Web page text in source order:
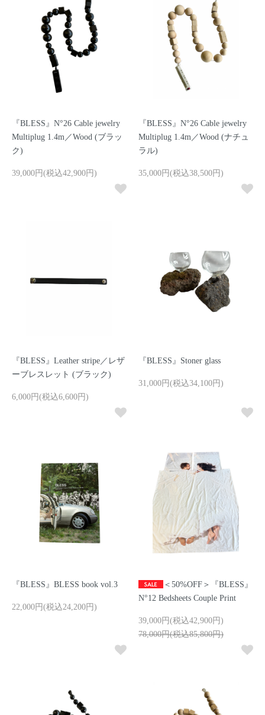
『BLESS』N°26 Cable jewelry
Multiplug 1.4m／Wood (ブラッ
ク)
39,000円(税込42,900円)
『BLESS』N°26 Cable jewelry
Multiplug 1.4m／Wood (ナチュ
ラル)
35,000円(税込38,500円)
『BLESS』Leather stripe／レザ
ーブレスレット (ブラック)
6,000円(税込6,600円)
『BLESS』Stoner glass
31,000円(税込34,100円)
『BLESS』BLESS book vol.3
22,000円(税込24,200円)
＜50%OFF＞『BLESS』
N°12 Bedsheets Couple Print
39,000円(税込42,900円)
78,000円(税込85,800円)